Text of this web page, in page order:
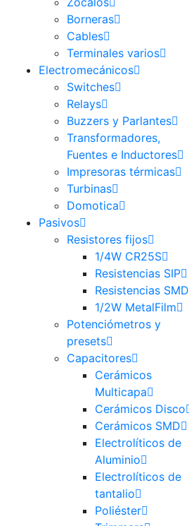
Borneras
Cables
Terminales varios
Electromecánicos
Switches
Relays
Buzzers y Parlantes
Transformadores,
Fuentes e Inductores
Impresoras térmicas
Turbinas
Domotica
Pasivos
Resistores fijos
1/4W CR25S
Resistencias SIP
Resistencias SMD
1/2W MetalFilm
Potenciómetros y
presets
Capacitores
Cerámicos
Multicapa
Cerámicos Disco
Cerámicos SMD
Electrolíticos de
Aluminio
Electrolíticos de
tantalio
Poliéster